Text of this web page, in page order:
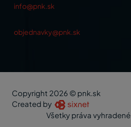
info@pnk.sk
objednavky@pnk.sk
Copyright 2026 © pnk.sk
Created by
Všetky práva vyhradené